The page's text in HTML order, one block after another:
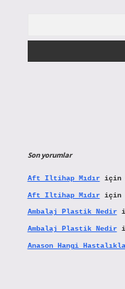
Son yorumlar
Aft Iltihap Mıdıriçin
Aft Iltihap Mıdıriçin
Ambalaj Plastik Nedir
Ambalaj Plastik Nedir
Anason Hangi